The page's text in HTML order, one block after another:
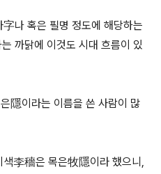
나 혹은 필명 정도에 해당하는
까닭에 이것도 시대 흐름이 있
隱이라는 이름을 쓴 사람이 많
색李穡은 목은牧隱이라 했으니,